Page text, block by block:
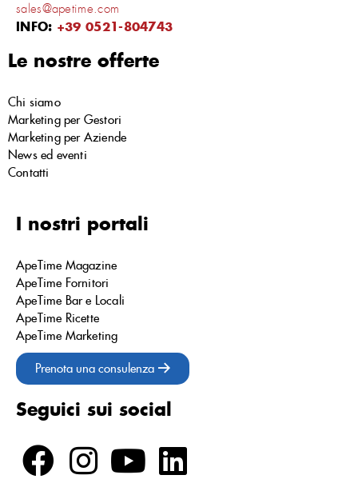
sales@apetime.com
INFO: +39 0521-804743
Le nostre offerte
Chi siamo
Marketing per Gestori
Marketing per Aziende
News ed eventi
Contatti
I nostri portali
ApeTime Magazine
ApeTime Fornitori
ApeTime Bar e Locali
ApeTime Ricette
ApeTime Marketing
Prenota una consulenza
Seguici sui social